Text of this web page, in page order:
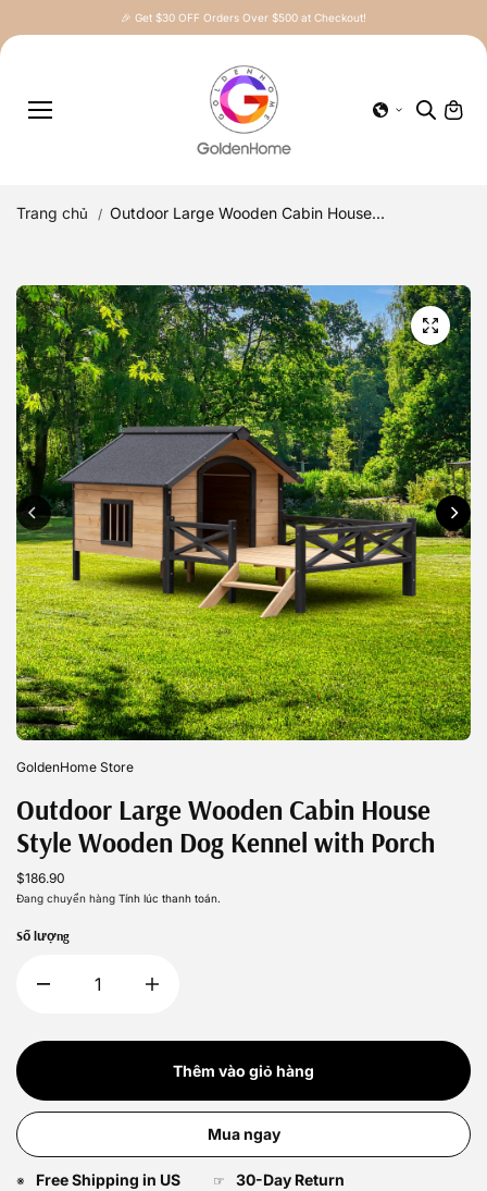
dung
🎉 Get $30 OFF Orders Over $500 at Checkout!
Trang chủ Outdoor Large Wooden Cabin House...
GoldenHome Store
Outdoor Large Wooden Cabin House
Style Wooden Dog Kennel with Porch
$186.90
Đang chuyển hàng Tính lúc thanh toán.
Số lượng
Thêm vào giỏ hàng
Mua ngay
※ Free Shipping in US ☞ 30-Day Return